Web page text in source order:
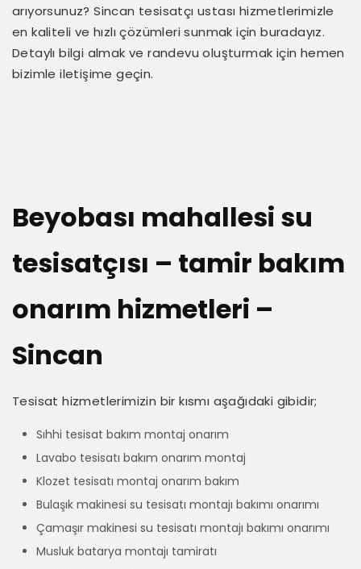
arıyorsunuz? Sincan tesisatçı ustası hizmetlerimizle
en kaliteli ve hızlı çözümleri sunmak için buradayız.
Detaylı bilgi almak ve randevu oluşturmak için hemen
bizimle iletişime geçin.
Beyobası mahallesi su
tesisatçısı – tamir bakım
onarım hizmetleri –
Sincan
Tesisat hizmetlerimizin bir kısmı aşağıdaki gibidir;
Sıhhi tesisat bakım montaj onarım
Lavabo tesisatı bakım onarım montaj
Klozet tesisatı montaj onarım bakım
Bulaşık makinesi su tesisatı montajı bakımı onarımı
Çamaşır makinesi su tesisatı montajı bakımı onarımı
Musluk batarya montajı tamiratı